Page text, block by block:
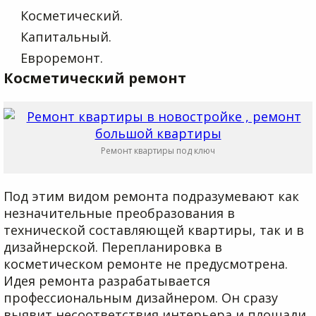
Косметический.
Капитальный.
Евроремонт.
Косметический ремонт
Ремонт квартиры под ключ
Под этим видом ремонта подразумевают как
незначительные преобразования в
технической составляющей квартиры, так и в
дизайнерской. Перепланировка в
косметическом ремонте не предусмотрена.
Идея ремонта разрабатывается
профессиональным дизайнером. Он сразу